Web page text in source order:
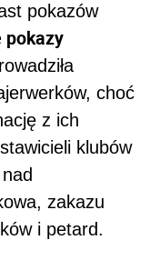
pokazów
choć
z ich
klubów
zakazu
i petard.